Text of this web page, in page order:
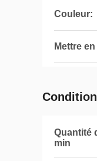
Couleur:
Mettre
Quantité
min